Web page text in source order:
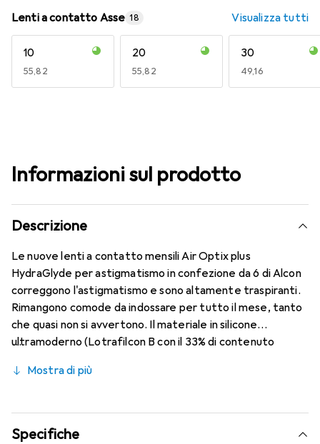
Lenti a contatto Asse 18 Visualizza tutti
10
EUR
55,82
20
EUR
55,82
30
EUR
49,16
Informazioni sul prodotto
Descrizione
Le nuove lenti a contatto mensili Air Optix plus
HydraGlyde per astigmatismo in confezione da 6 di Alcon
correggono l'astigmatismo e sono altamente traspiranti.
Rimangono comode da indossare per tutto il mese, tanto
che quasi non si avvertono. Il materiale in silicone
ultramoderno (Lotrafilcon B con il 33% di contenuto
Moisture Matrix e la nota tecnologia SmartShield,
conosci. Comfort e assenza di fastidi per tutto il giorno
con queste lenti mensili.
Mostra di più
Specifiche